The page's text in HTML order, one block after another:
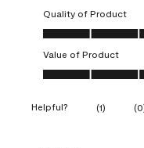
Quality of Product
Quality of Product,
Value of Product
Value of Product, 3.0
Helpful? (1) (0